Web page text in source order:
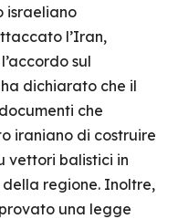
israeliano
l’Iran,
sul
dichiarato che il
che
iraniano di costruire
vettori balistici in
regione. Inoltre,
una legge